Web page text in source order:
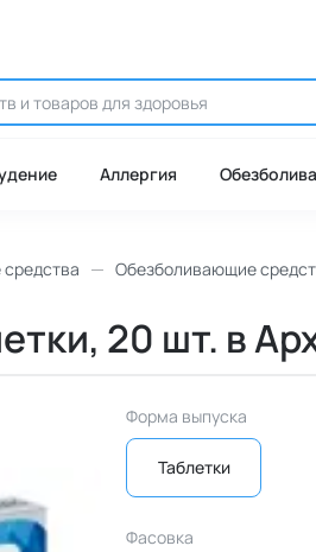
Аллергия
Обезболивающие
20 шт. в
Форма выпуска
Таблетки
Фасовка